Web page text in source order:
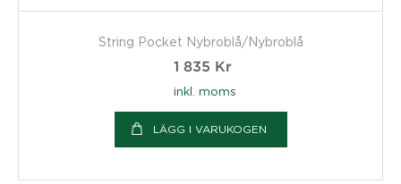
String Pocket Nybroblå/Nybroblå
1 835 Kr
inkl. moms
LÄGG I VARUKOGEN